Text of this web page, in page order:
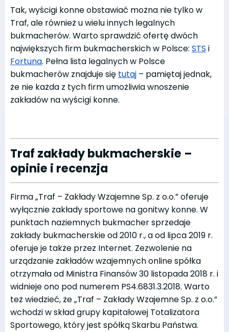
Tak, wyścigi konne obstawiać można nie tylko w
Traf, ale również u wielu innych legalnych
bukmacherów. Warto sprawdzić ofertę dwóch
największych firm bukmacherskich w Polsce: STS i
Fortuna. Pełna lista legalnych w Polsce
bukmacherów znajduje się tutaj – pamiętaj jednak,
że nie każda z tych firm umożliwia wnoszenie
zakładów na wyścigi konne.
Traf zakłady bukmacherskie –
opinie i recenzja
Firma „Traf – Zakłady Wzajemne Sp. z o.o.” oferuje
wyłącznie zakłady sportowe na gonitwy konne. W
punktach naziemnych bukmacher sprzedaje
zakłady bukmacherskie od 2010 r., a od lipca 2019 r.
oferuje je także przez Internet. Zezwolenie na
urządzanie zakładów wzajemnych online spółka
otrzymała od Ministra Finansów 30 listopada 2018 r. i
widnieje ono pod numerem PS4.6831.3.2018. Warto
też wiedzieć, że „Traf – Zakłady Wzajemne Sp. z o.o.”
wchodzi w skład grupy kapitałowej Totalizatora
Sportowego, który jest spółką Skarbu Państwa.